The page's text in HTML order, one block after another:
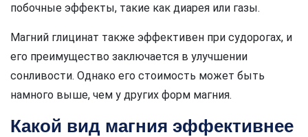
побочные эффекты, такие как диарея или газы.
Магний глицинат также эффективен при судорогах, и
его преимущество заключается в улучшении
сонливости. Однако его стоимость может быть
намного выше, чем у других форм магния.
Какой вид магния эффективнее